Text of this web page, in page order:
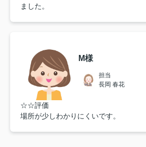
ました。
M様
担当
長岡 春花
☆☆評価
場所が少しわかりにくいです。